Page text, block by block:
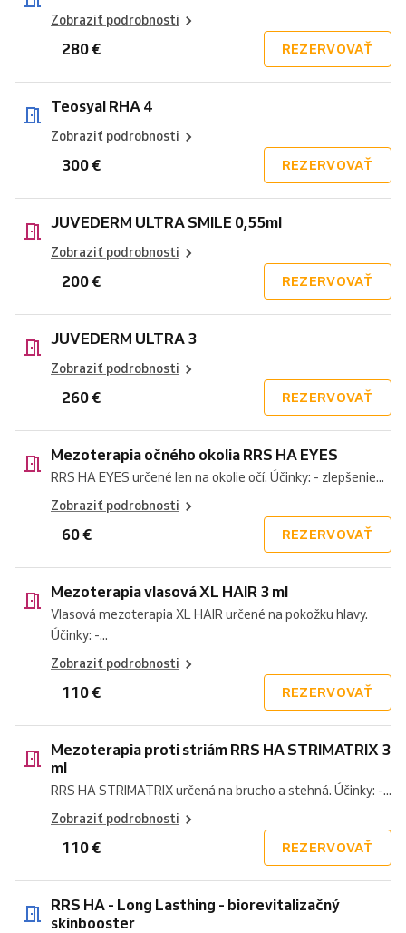
Zobraziť podrobnosti
280 € REZERVOVAŤ
Teosyal RHA 4
Zobraziť podrobnosti
300 € REZERVOVAŤ
JUVEDERM ULTRA SMILE 0,55ml
Zobraziť podrobnosti
200 € REZERVOVAŤ
JUVEDERM ULTRA 3
Zobraziť podrobnosti
260 € REZERVOVAŤ
Mezoterapia očného okolia RRS HA EYES
RRS HA EYES určené len na okolie očí. Účinky: - zlepšenie...
Zobraziť podrobnosti
60 € REZERVOVAŤ
Mezoterapia vlasová XL HAIR 3 ml
Vlasová mezoterapia XL HAIR určené na pokožku hlavy.
Účinky: -...
Zobraziť podrobnosti
110 € REZERVOVAŤ
Mezoterapia proti striám RRS HA STRIMATRIX 3
ml
RRS HA STRIMATRIX určená na brucho a stehná. Účinky: -...
Zobraziť podrobnosti
110 € REZERVOVAŤ
RRS HA - Long Lasthing - biorevitalizačný
skinbooster